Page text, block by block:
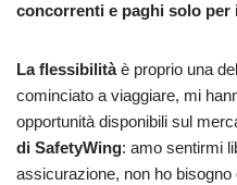
concorrenti e paghi solo
La flessibilitàè proprio una
cominciato a viaggiare, mi
opportunità disponibili sul
di SafetyWing: amo sentirmi
assicurazione, non ho